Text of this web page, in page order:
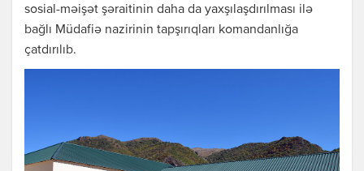
sosial-məişət şəraitinin daha da yaxşılaşdırılması ilə
bağlı Müdafiə nazirinin tapşırıqları komandanlığa
çatdırılıb.